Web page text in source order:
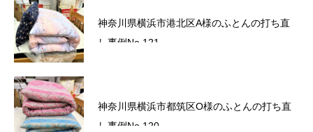
神奈川県横浜市港北区A様のふとんの打ち直
し事例No.121
神奈川県横浜市都筑区O様のふとんの打ち直
し事例No.120
サマーセール2026～ワクワクドキドキ！夏の
スクラッチ！～
かながわトクトクキャンペーン！『かなト
ク！』